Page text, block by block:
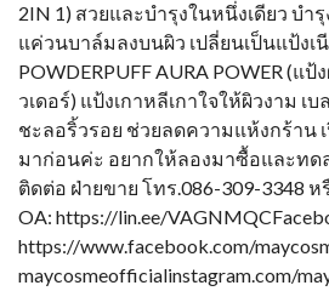
2IN 1) สวยและบำรุงในหนึ่งเดียว บำ
แค่วนบาล์มลงบนผิว เปลี่ยนเป็นแป้งเ
POWDERPUFF AURA POWER (
วเดอร์) แป้งเกาหลีเกาใจให้ผิวงาม
ชะลอริ้วรอย ช่วยลดความแห้งกร้าน
มาก่อนค่ะ อยากให้ลองมาซื้อและทด
ติดต่อ ฝ่ายขาย โทร.086-309-3348
OA: https://lin.ee/
https://www.facebook.com/
maycosmeofficialinstagram.com/